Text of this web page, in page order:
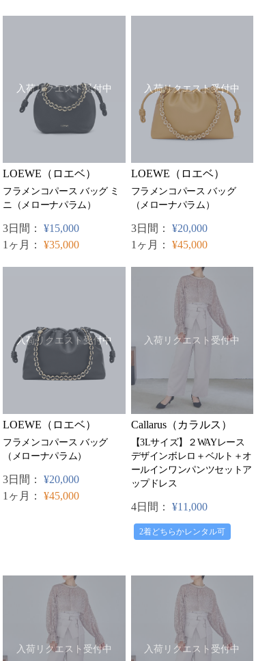
入荷リクエスト受付中
LOEWE（ロエベ）
フラメンコパース バッグ ミ
ニ（メローナパラム）
3日間： ¥15,000
1ヶ月： ¥35,000
入荷リクエスト受付中
LOEWE（ロエベ）
フラメンコパース バッグ
（メローナパラム）
3日間： ¥20,000
1ヶ月： ¥45,000
入荷リクエスト受付中
LOEWE（ロエベ）
フラメンコパース バッグ
（メローナパラム）
3日間： ¥20,000
1ヶ月： ¥45,000
入荷リクエスト受付中
Callarus（カラルス）
【3Lサイズ】２WAYレース
デザインボレロ＋ベルト＋オ
ールインワンパンツセットア
ップドレス
4日間： ¥11,000
2着どちらかレンタル可
入荷リクエスト受付中 入荷リクエスト受付中